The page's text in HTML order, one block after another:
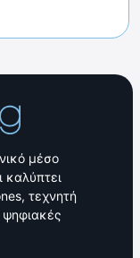
μέσο
καλύπτει
τεχνητή